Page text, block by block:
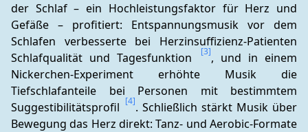
der Schlaf – ein Hochleistungsfaktor für Herz und
Gefäße – profitiert: Entspannungsmusik vor dem
Schlafen verbesserte bei Herzinsuffizienz-Patienten
Schlafqualität und Tagesfunktion
[3], und in einem
Nickerchen-Experiment erhöhte Musik die
Tiefschlafanteile bei Personen mit bestimmtem
Suggestibilitätsprofil [4]. Schließlich stärkt Musik über
Bewegung das Herz direkt: Tanz- und Aerobic-Formate